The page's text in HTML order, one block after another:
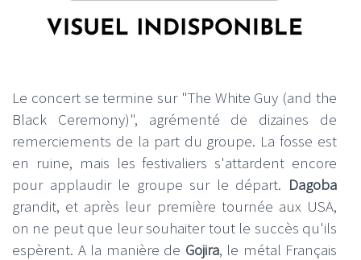
Le concert se termine sur "The White Guy (and the
Black Ceremony)", agrémenté de dizaines de
remerciements de la part du groupe. La fosse est
en ruine, mais les festivaliers s'attardent encore
pour applaudir le groupe sur le départ. Dagoba
grandit, et après leur première tournée aux USA,
on ne peut que leur souhaiter tout le succès qu'ils
espèrent. A la manière de Gojira, le métal Français